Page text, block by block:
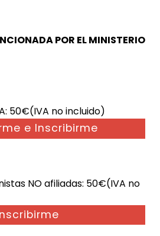
POR EL MINISTERIO
50€(IVA no incluido)
e Inscribirme
NO afiliadas: 50€(IVA no